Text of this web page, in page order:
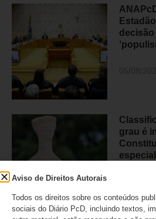
decisão
grau é
04/08/
Aviso de Direitos Autorais
Todos os direitos sobre os conteúdos
sociais do Diário PcD, incluindo textos,